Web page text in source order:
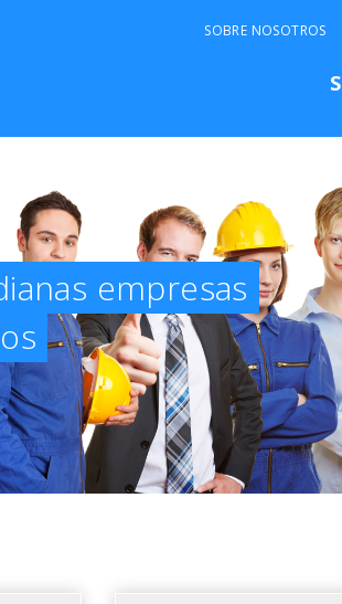
SOBRE NOSOTROS
empresas
a nuestros